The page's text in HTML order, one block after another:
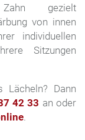
gezielt
von innen
individuellen
Sitzungen
Lächeln? Dann
42 33 an oder
.